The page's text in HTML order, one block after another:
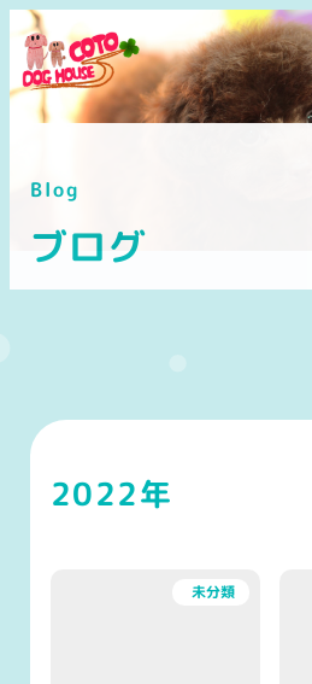
メ
イ
ン
へ
Blog
ブログ
2022年
未分類